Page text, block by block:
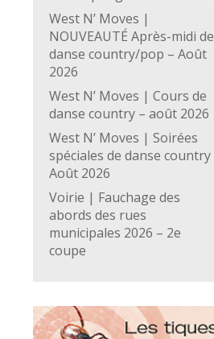
West N’ Moves |
NOUVEAUTÉ Après-midi de
danse country/pop – Août
2026
West N’ Moves | Cours de
danse country – août 2026
West N’ Moves | Soirées
spéciales de danse country
Août 2026
Voirie | Fauchage des
abords des rues
municipales 2026 – 2e
coupe